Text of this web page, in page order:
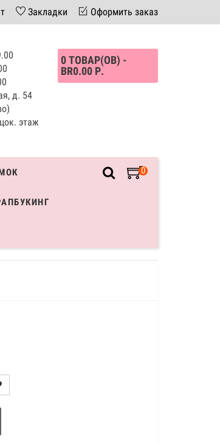
Закладки Оформить заказ
д. 54
этаж
0 ТОВАР(ОВ) -
BR0.00 Р.
0